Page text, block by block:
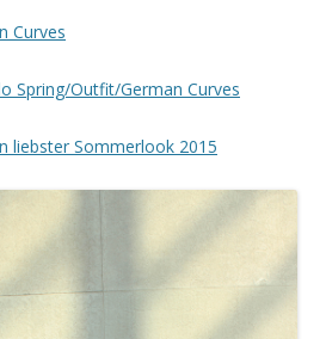
Curves
Spring/Outfit/German Curves
liebster Sommerlook 2015